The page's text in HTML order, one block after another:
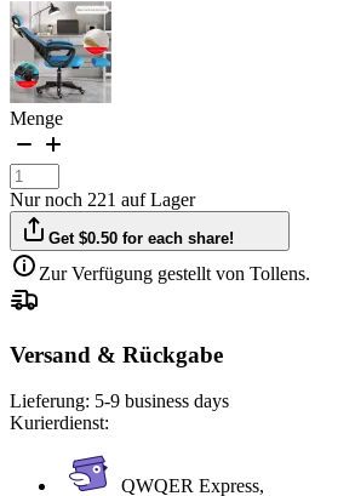
Menge
Nur noch 221 auf Lager
Get $0.50 for each share!
Zur Verfügung gestellt von Tollens.
Versand & Rückgabe
Lieferung: 5-9 business days
Kurierdienst:
QWQER Express,